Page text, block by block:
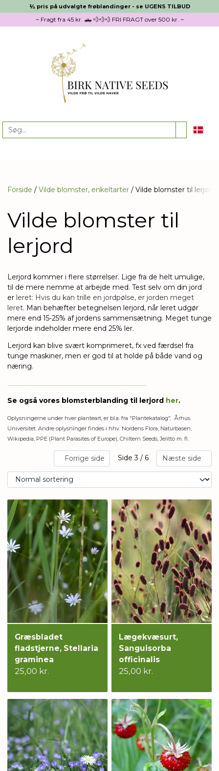
½ pris på udvalgte frøblandinger - se UGENS TILBUD
~ Fragt fra 45 kr. 🛻 💨💨💨 FRI FRAGT over 500 kr. ~
Forside Vilde blomster, enkeltarter Vilde blomster til lerjord
Vilde blomster til
lerjord
Lerjord kommer i flere størrelser. Lige fra de helt umulige,
til de mere nemme at arbejde med. Test selv om din jord
er leret: Hvis du kan trille en jordpølse, er jorden meget
leret. Man behæfter betegnelsen lerjord, når leret udgør
mere end 15-25% af jordens sammensætning. Meget tunge
lerjorde indeholder mere end 25% ler.
Lerjord kan blive svært komprimeret, fx ved færdsel fra
tunge maskiner, men er god til at holde på både vand og
næring.
Se også vores blomsterblanding til lerjord her.
Oplysningerne under hver planteart, er bl.a. fra "Plantekatalog", Århus
Universitet. Andre oplysninger findes i hhv. Nordens Flora, Naturbasen,
Wikipedia, PPE (Plant Parasites of Europe), Chiltern Seeds, Jelitto m. fl.
Forrige side Side 3 / 6 Næste side
Græsbladet
fladstjerne, Stellaria
graminea
25,00 kr.
Lægekvæsurt,
Sanguisorba
officinalis
25,00 kr.